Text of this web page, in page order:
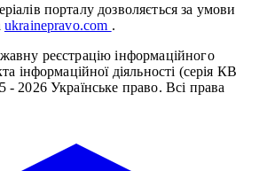
порталу дозволяється за умови
ukrainepravo.com .
реєстрацію інформаційного
інформаційної діяльності (серія КВ
- 2026 Українське право. Всі права